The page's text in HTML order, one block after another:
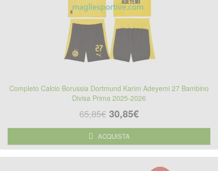
Completo Calcio Borussia Dortmund Karim Adeyemi 27 Bambino
Divisa Prima 2025-2026
65,85€ 30,85€
ACQUISTA